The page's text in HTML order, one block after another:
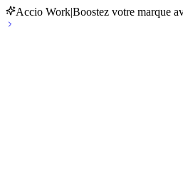
Accio Work|Boostez votre marque